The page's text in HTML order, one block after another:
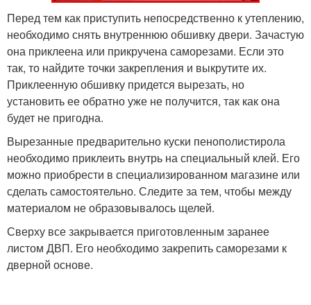
Перед тем как приступить непосредственно к утеплению,
необходимо снять внутреннюю обшивку двери. Зачастую
она приклеена или прикручена саморезами. Если это
так, то найдите точки закрепления и выкрутите их.
Приклеенную обшивку придется вырезать, но
установить ее обратно уже не получится, так как она
будет не пригодна.
Вырезанные предварительно куски пенополистирола
необходимо приклеить внутрь на специальный клей. Его
можно приобрести в специализированном магазине или
сделать самостоятельно. Следите за тем, чтобы между
материалом не образовывалось щелей.
Сверху все закрывается приготовленным заранее
листом ДВП. Его необходимо закрепить саморезами к
дверной основе.